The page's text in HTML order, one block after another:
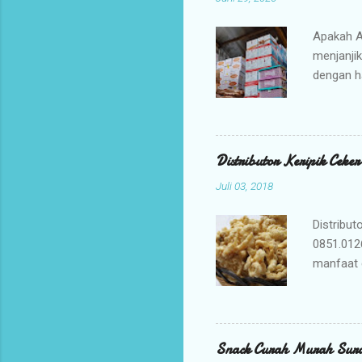
Apakah
dengan
jajanan
kami
Distributor Keripik
Juli 03, 2018
manfaat
Snack Curah Murah